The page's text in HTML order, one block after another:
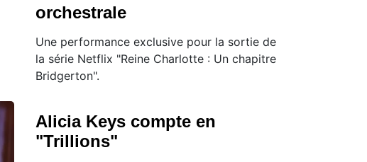
orchestrale
Une performance exclusive pour la sortie de
la série Netflix "Reine Charlotte : Un chapitre
Bridgerton".
Alicia Keys compte en
"Trillions"